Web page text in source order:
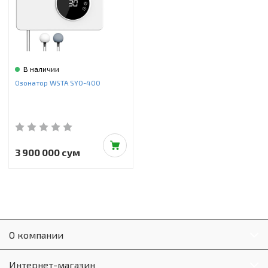
Инструменты и техника
Товары для дома
Красота и здоровье
Сантехника
В наличии
Озонатор WSTA SYO-400
3 900 000 сум
О компании
Интернет-магазин